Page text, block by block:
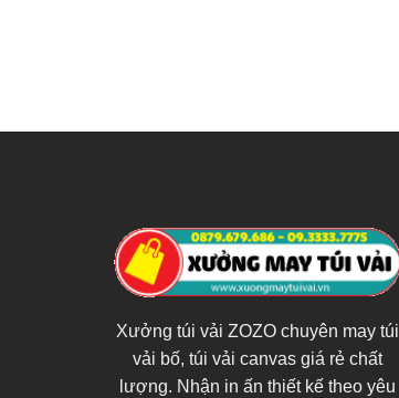
Xưởng túi vải ZOZO chuyên may túi
vải bố, túi vải canvas giá rẻ chất
lượng. Nhận in ấn thiết kế theo yêu